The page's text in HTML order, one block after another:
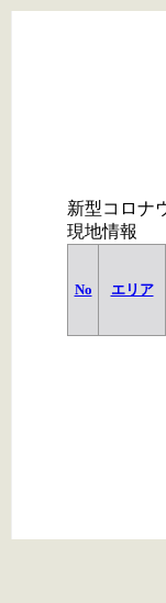
新型コロナ
現地情報
No エリア